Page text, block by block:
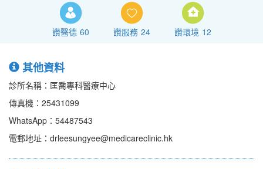
讚醫德 60 讚服務 24 讚環境 12
其他資料
診所名稱：匡喬專科醫療中心
傳真機：25431099
WhatsApp：54487543
電郵地址：drleesungyee@medicareclinic.hk